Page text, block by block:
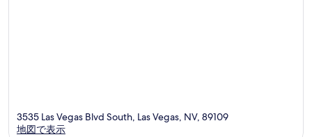
3535 Las Vegas Blvd South, Las Vegas, NV, 89109
地図で表示